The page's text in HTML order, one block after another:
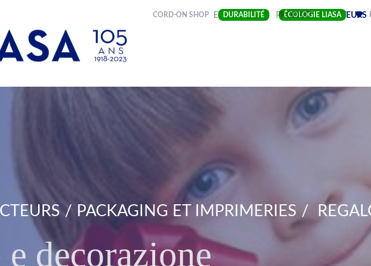
CORD-ON SHOP DURABILITÉ ÉCOLOGIE LIASA
ENTREPRISE(CURRENT)
PRODUIT SECTEURS
PACKAGING ET IMPRIMERIES
decorazione